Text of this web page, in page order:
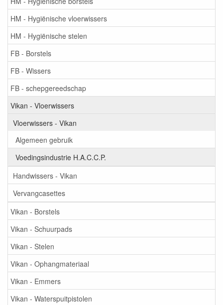
HM - Hygiënische vloerwissers
HM - Hygiënische stelen
FB - Borstels
FB - Wissers
FB - schepgereedschap
Vikan - Vloerwissers
Vloerwissers - Vikan
Algemeen gebruik
Voedingsindustrie H.A.C.C.P.
Handwissers - Vikan
Vervangcasettes
Vikan - Borstels
Vikan - Schuurpads
Vikan - Stelen
Vikan - Ophangmateriaal
Vikan - Emmers
Vikan - Waterspuitpistolen